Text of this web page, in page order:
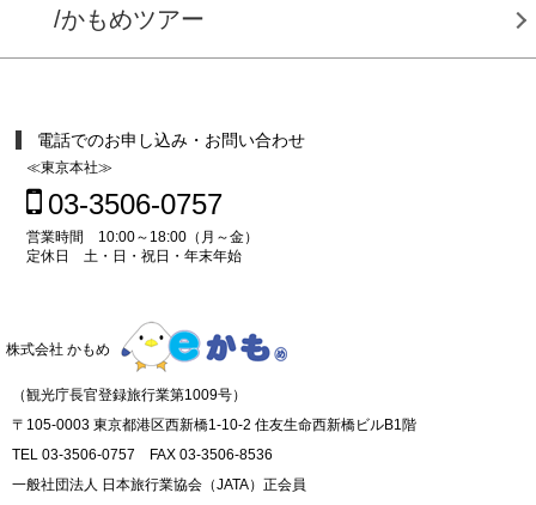
/かもめツアー
電話でのお申し込み・お問い合わせ
≪東京本社≫
03-3506-0757
営業時間 10:00～18:00（月～金）
定休日 土・日・祝日・年末年始
株式会社 かもめ
（観光庁長官登録旅行業第1009号）
〒105-0003 東京都港区西新橋1-10-2 住友生命西新橋ビルB1階
TEL 03-3506-0757 FAX 03-3506-8536
一般社団法人 日本旅行業協会（JATA）正会員